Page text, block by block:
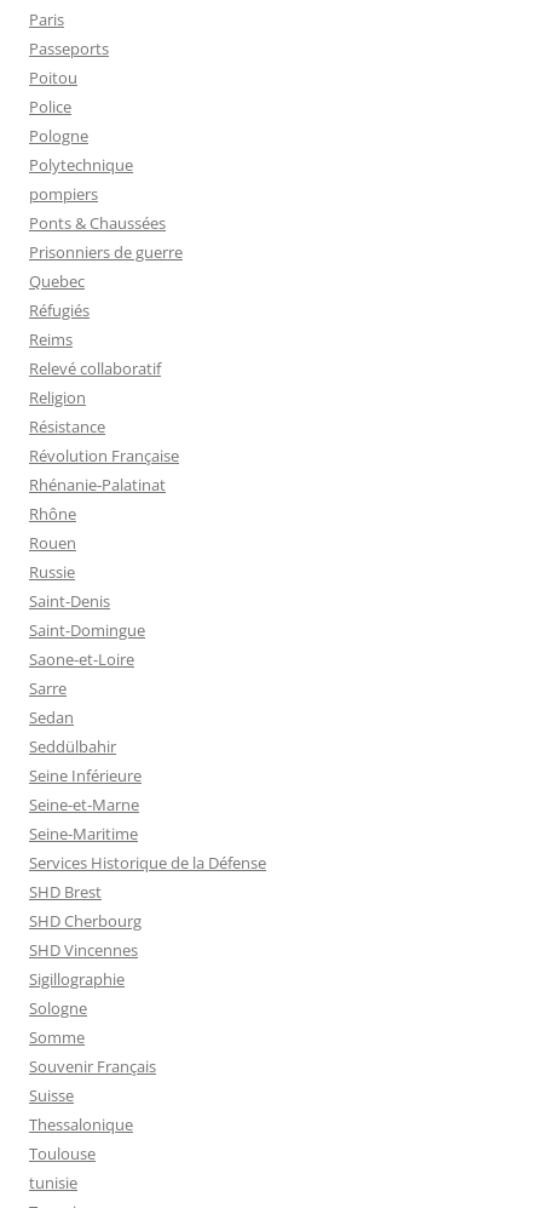
Paris
Passeports
Poitou
Police
Pologne
Polytechnique
pompiers
Ponts & Chaussées
Prisonniers de guerre
Quebec
Réfugiés
Reims
Relevé collaboratif
Religion
Résistance
Révolution Française
Rhénanie-Palatinat
Rhône
Rouen
Russie
Saint-Denis
Saint-Domingue
Saone-et-Loire
Sarre
Sedan
Seddülbahir
Seine Inférieure
Seine-et-Marne
Seine-Maritime
Services Historique de la Défense
SHD Brest
SHD Cherbourg
SHD Vincennes
Sigillographie
Sologne
Somme
Souvenir Français
Suisse
Thessalonique
Toulouse
tunisie